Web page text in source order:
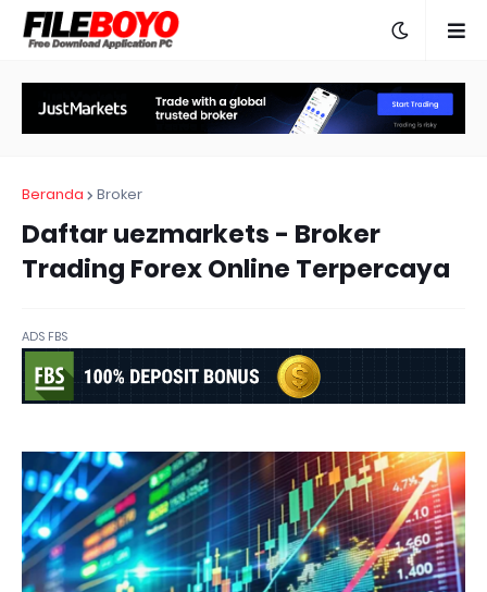
Beranda Broker
Daftar uezmarkets - Broker
Trading Forex Online Terpercaya
ADS FBS